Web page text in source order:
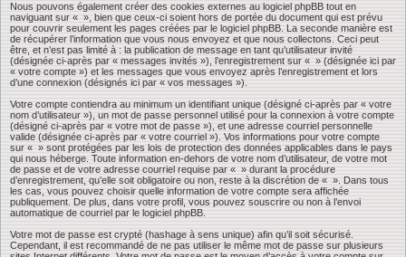
Nous pouvons également créer des cookies externes au logiciel phpBB tout en
naviguant sur « », bien que ceux-ci soient hors de portée du document qui est prévu
pour couvrir seulement les pages créées par le logiciel phpBB. La seconde manière est
de récupérer l’information que vous nous envoyez et que nous collectons. Ceci peut
être, et n’est pas limité à : la publication de message en tant qu’utilisateur invité
(désignée ci-après par « messages invités »), l’enregistrement sur « » (désignée ici par
« votre compte ») et les messages que vous envoyez après l’enregistrement et lors
d’une connexion (désignés ici par « vos messages »).
Votre compte contiendra au minimum un identifiant unique (désigné ci-après par « votre
nom d’utilisateur »), un mot de passe personnel utilisé pour la connexion à votre compte
(désigné ci-après par « votre mot de passe »), et une adresse courriel personnelle
valide (désignée ci-après par « votre courriel »). Vos informations pour votre compte
sur « » sont protégées par les lois de protection des données applicables dans le pays
qui nous héberge. Toute information en-dehors de votre nom d’utilisateur, de votre mot
de passe et de votre adresse courriel requise par « » durant la procédure
d’enregistrement, qu’elle soit obligatoire ou non, reste à la discrétion de « ». Dans tous
les cas, vous pouvez choisir quelle information de votre compte sera affichée
publiquement. De plus, dans votre profil, vous pouvez souscrire ou non à l’envoi
automatique de courriel par le logiciel phpBB.
Votre mot de passe est crypté (hashage à sens unique) afin qu’il soit sécurisé.
Cependant, il est recommandé de ne pas utiliser le même mot de passe sur plusieurs